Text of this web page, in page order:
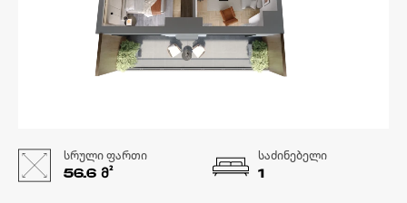
სრული ფართი
56.6 Მ²
საძინებელი
1